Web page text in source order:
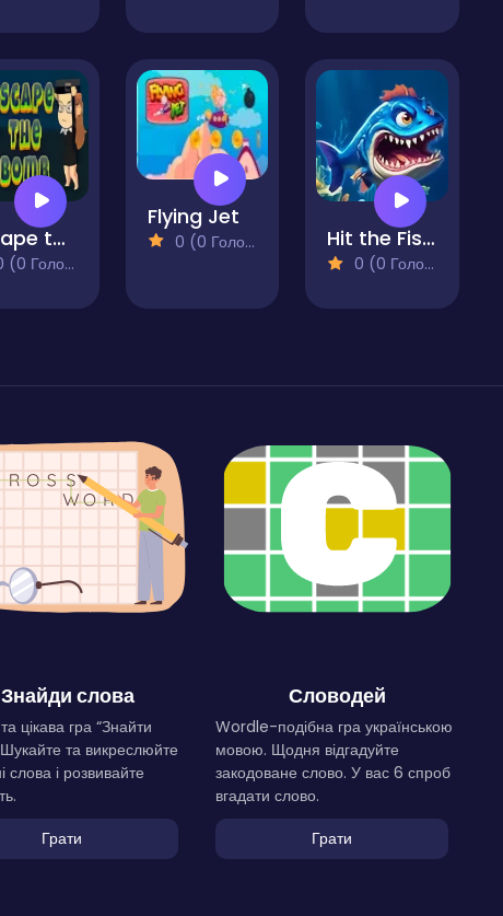
Escape the Bomb
(0 Голосів)
Flying Jet
0 (0 Голосів) Hit the Fish Monster
0 (0 Голосів)
Знайди слова
цікава гра “Знайти
та викреслюйте
слова і розвивайте
Грати
Словодей
Wordle-подібна гра українською
мовою. Щодня відгадуйте
закодоване слово. У вас 6 спроб
вгадати слово.
Грати